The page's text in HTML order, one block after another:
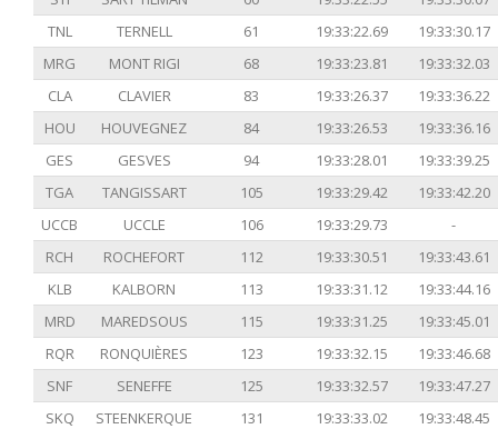
TNL
TERNELL 61 19:33:22.69
19:33:30.17
MRG
MONT RIGI 68 19:33:23.81
19:33:32.03
CLA
CLAVIER 83 19:33:26.37
19:33:36.22
HOU
HOUVEGNEZ 84 19:33:26.53
19:33:36.16
GES
GESVES 94 19:33:28.01
19:33:39.25
TGA
TANGISSART 105 19:33:29.42
19:33:42.20
UCCB
UCCLE 106 19:33:29.73
-
RCH
ROCHEFORT 112 19:33:30.51
19:33:43.61
KLB
KALBORN 113 19:33:31.12
19:33:44.16
MRD
MAREDSOUS 115 19:33:31.25
19:33:45.01
RQR
RONQUIÈRES 123 19:33:32.15
19:33:46.68
SNF
SENEFFE 125 19:33:32.57
19:33:47.27
SKQ
STEENKERQUE 131 19:33:33.02
19:33:48.45